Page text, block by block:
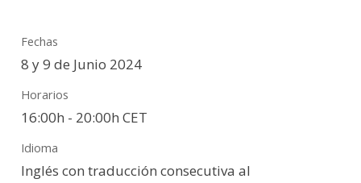
Fechas
8 y 9 de Junio 2024
Horarios
16:00h - 20:00h CET
Idioma
Inglés con traducción consecutiva al